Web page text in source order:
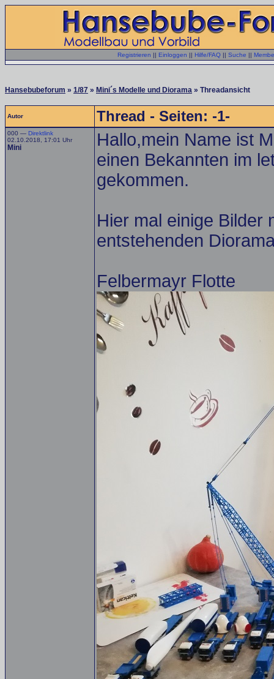
Registrieren || Einloggen || Hilfe/FAQ || Suche ||
Hansebubeforum » 1/87 » Mini´s Modelle und Diorama » Threadansicht
Autor Thread - Seiten: -1-
000 — Direktlink
02.10.2018, 17:01 Uhr
Mini
Hallo,mein Name ist
einen Bekannten im
gekommen.
Hier mal einige Bilder
entstehenden
Felbermayr Flotte